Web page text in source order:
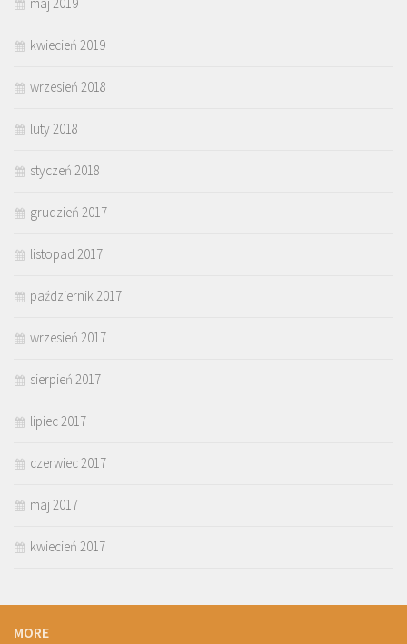
kwiecień 2019
wrzesień 2018
luty 2018
styczeń 2018
grudzień 2017
listopad 2017
październik 2017
wrzesień 2017
sierpień 2017
lipiec 2017
czerwiec 2017
maj 2017
kwiecień 2017
MORE